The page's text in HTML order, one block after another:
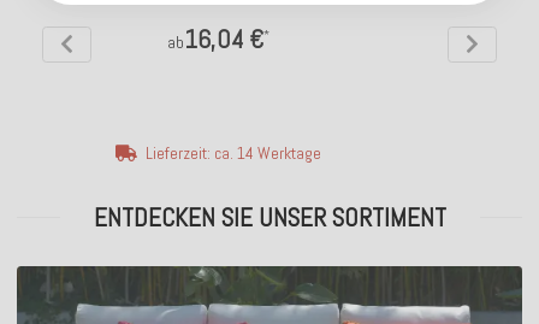
ab16,04 €*
Lieferzeit: ca. 14 Werktage
ENTDECKEN SIE UNSER SORTIMENT